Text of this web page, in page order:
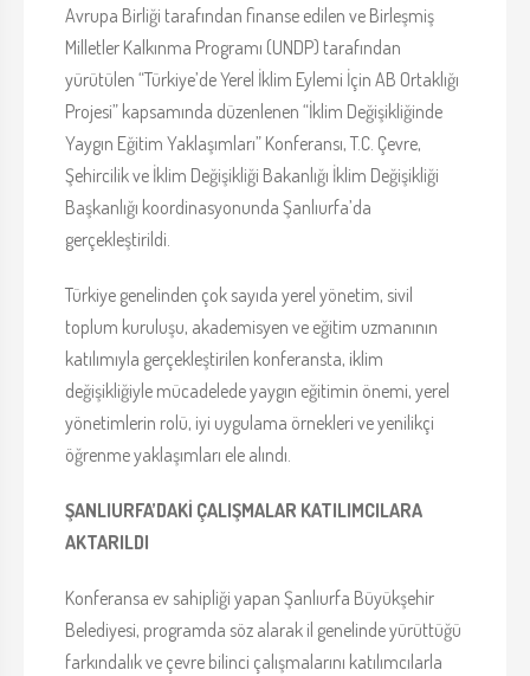
Avrupa Birliği tarafından finanse edilen ve Birleşmiş
Milletler Kalkınma Programı (UNDP) tarafından
yürütülen “Türkiye’de Yerel İklim Eylemi İçin AB Ortaklığı
Projesi” kapsamında düzenlenen “İklim Değişikliğinde
Yaygın Eğitim Yaklaşımları” Konferansı, T.C. Çevre,
Şehircilik ve İklim Değişikliği Bakanlığı İklim Değişikliği
Başkanlığı koordinasyonunda Şanlıurfa’da
gerçekleştirildi.
Türkiye genelinden çok sayıda yerel yönetim, sivil
toplum kuruluşu, akademisyen ve eğitim uzmanının
katılımıyla gerçekleştirilen konferansta, iklim
değişikliğiyle mücadelede yaygın eğitimin önemi, yerel
yönetimlerin rolü, iyi uygulama örnekleri ve yenilikçi
öğrenme yaklaşımları ele alındı.
ŞANLIURFA’DAKİ ÇALIŞMALAR KATILIMCILARA
AKTARILDI
Konferansa ev sahipliği yapan Şanlıurfa Büyükşehir
Belediyesi, programda söz alarak il genelinde yürüttüğü
farkındalık ve çevre bilinci çalışmalarını katılımcılarla